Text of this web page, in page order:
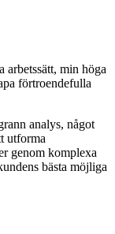
arbetssätt, min höga
förtroendefulla
analys, något
utforma
genom komplexa
bästa möjliga